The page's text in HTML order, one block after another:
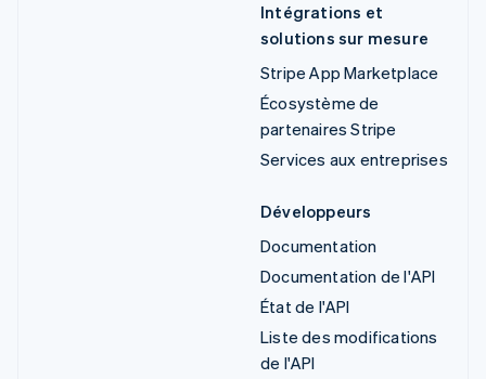
Intégrations et
solutions sur mesure
Stripe App Marketplace
Écosystème de
partenaires Stripe
Services aux entreprises
Développeurs
Documentation
Documentation de l'API
État de l'API
Liste des modifications
de l'API